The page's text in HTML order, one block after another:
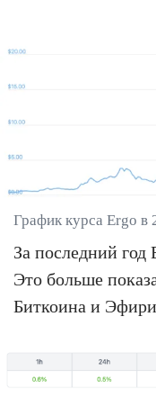
График курса Ergo в
За последний год
Это больше
Биткоина и